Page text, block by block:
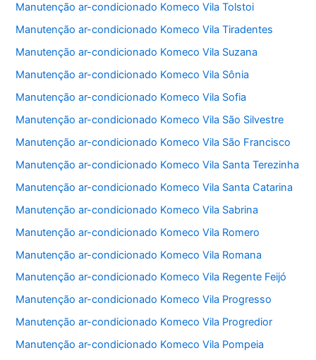
Manutenção ar-condicionado Komeco Vila Tolstoi
Manutenção ar-condicionado Komeco Vila Tiradentes
Manutenção ar-condicionado Komeco Vila Suzana
Manutenção ar-condicionado Komeco Vila Sônia
Manutenção ar-condicionado Komeco Vila Sofia
Manutenção ar-condicionado Komeco Vila São Silvestre
Manutenção ar-condicionado Komeco Vila São Francisco
Manutenção ar-condicionado Komeco Vila Santa Terezinha
Manutenção ar-condicionado Komeco Vila Santa Catarina
Manutenção ar-condicionado Komeco Vila Sabrina
Manutenção ar-condicionado Komeco Vila Romero
Manutenção ar-condicionado Komeco Vila Romana
Manutenção ar-condicionado Komeco Vila Regente Feijó
Manutenção ar-condicionado Komeco Vila Progresso
Manutenção ar-condicionado Komeco Vila Progredior
Manutenção ar-condicionado Komeco Vila Pompeia